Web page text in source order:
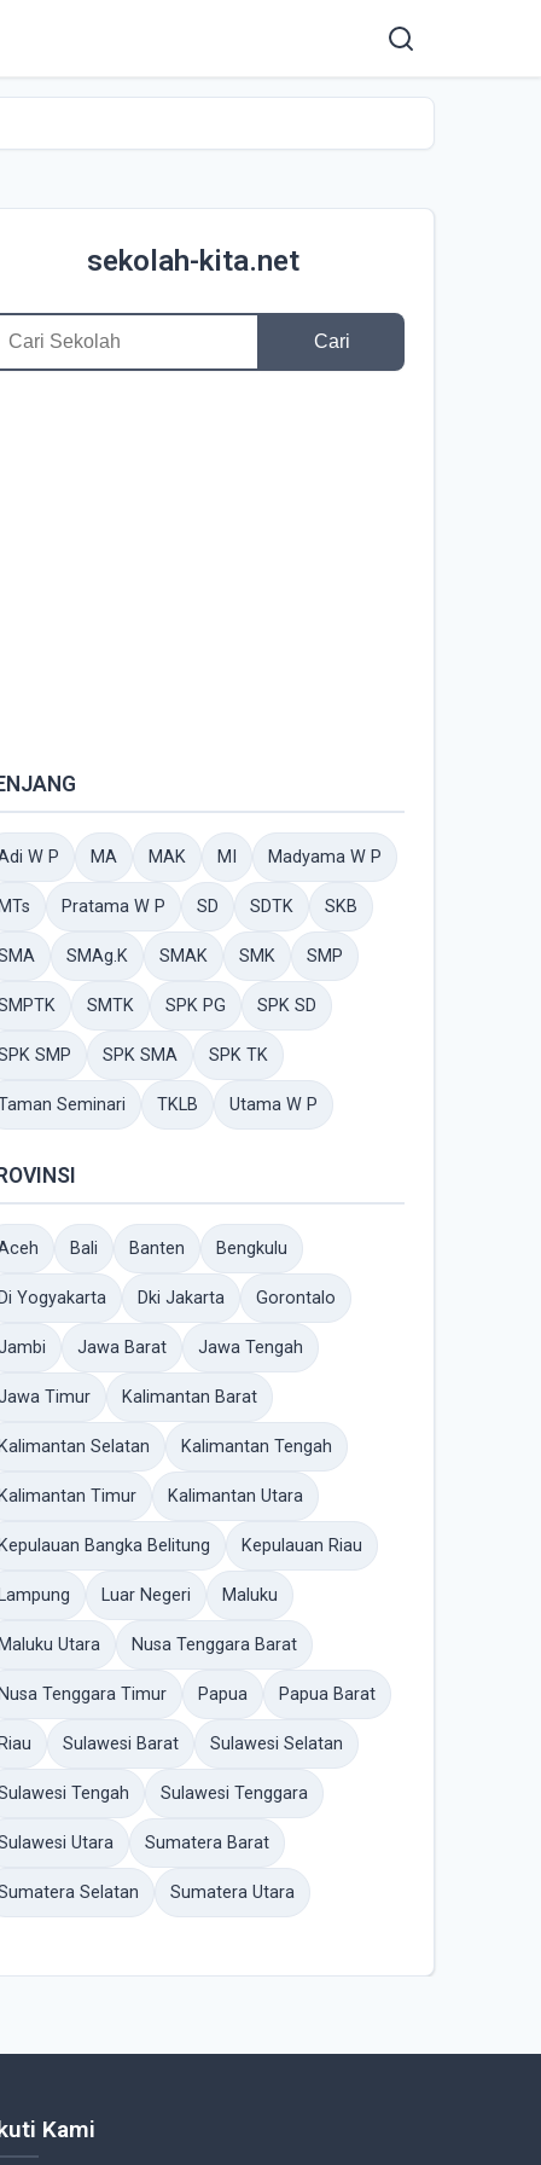
sekolah-kita.net
Cari
W P MA MAK MI Madyama W P
Pratama W P SD SDTK SKB
SMAg.K SMAK SMK SMP
SMTK SPK PG SPK SD
SMP SPK SMA SPK TK
Seminari TKLB Utama W P
Bali Banten Bengkulu
Yogyakarta Dki Jakarta Gorontalo
Jawa Barat Jawa Tengah
Timur Kalimantan Barat
Selatan Kalimantan Tengah
Timur Kalimantan Utara
Bangka Belitung Kepulauan Riau
Luar Negeri Maluku
Utara Nusa Tenggara Barat
Tenggara Timur Papua Papua Barat
Sulawesi Barat Sulawesi Selatan
Tengah Sulawesi Tenggara
Utara Sumatera Barat
Selatan Sumatera Utara
Kami